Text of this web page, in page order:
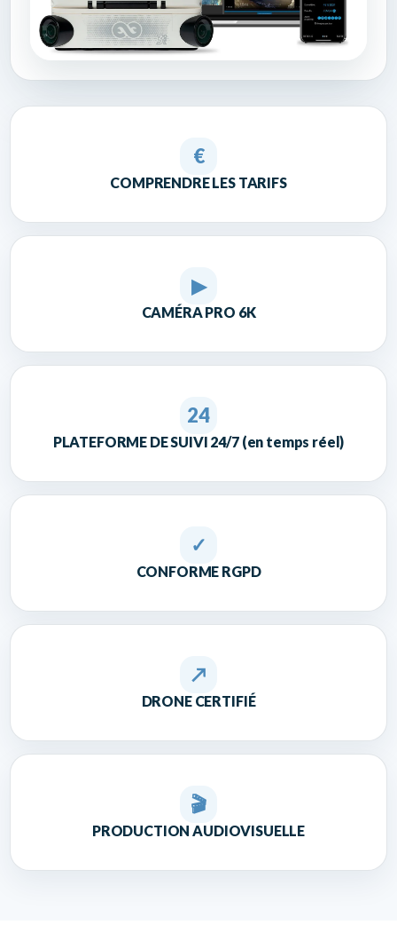
€
COMPRENDRE LES TARIFS
▶
CAMÉRA PRO 6K
24
PLATEFORME DE SUIVI 24/7 (en temps réel)
✓
CONFORME RGPD
↗
DRONE CERTIFIÉ
🎬
PRODUCTION AUDIOVISUELLE